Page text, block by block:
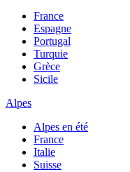
France
Espagne
Portugal
Turquie
Grèce
Sicile
Alpes
Alpes en été
France
Italie
Suisse